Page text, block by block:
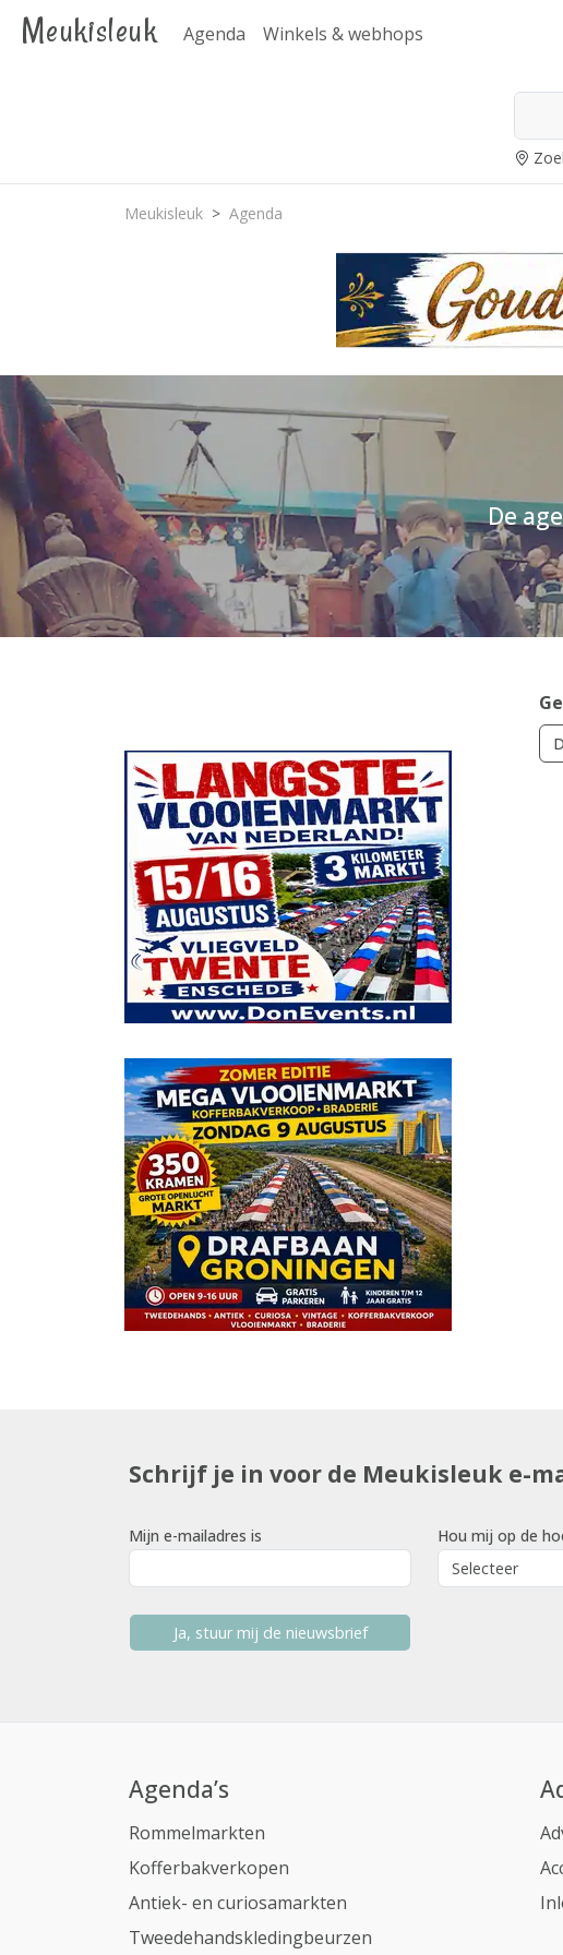
Meukisleuk Agenda Winkels & webhops
Meukisleuk Agenda
De
Schrijf je in voor de Meukisleuk e-
Mijn e-mailadres is Hou mij op de
Ja, stuur mij de nieuwsbrief
Agenda’s
Rommelmarkten
Kofferbakverkopen
Antiek- en curiosamarkten
Tweedehandskledingbeurzen